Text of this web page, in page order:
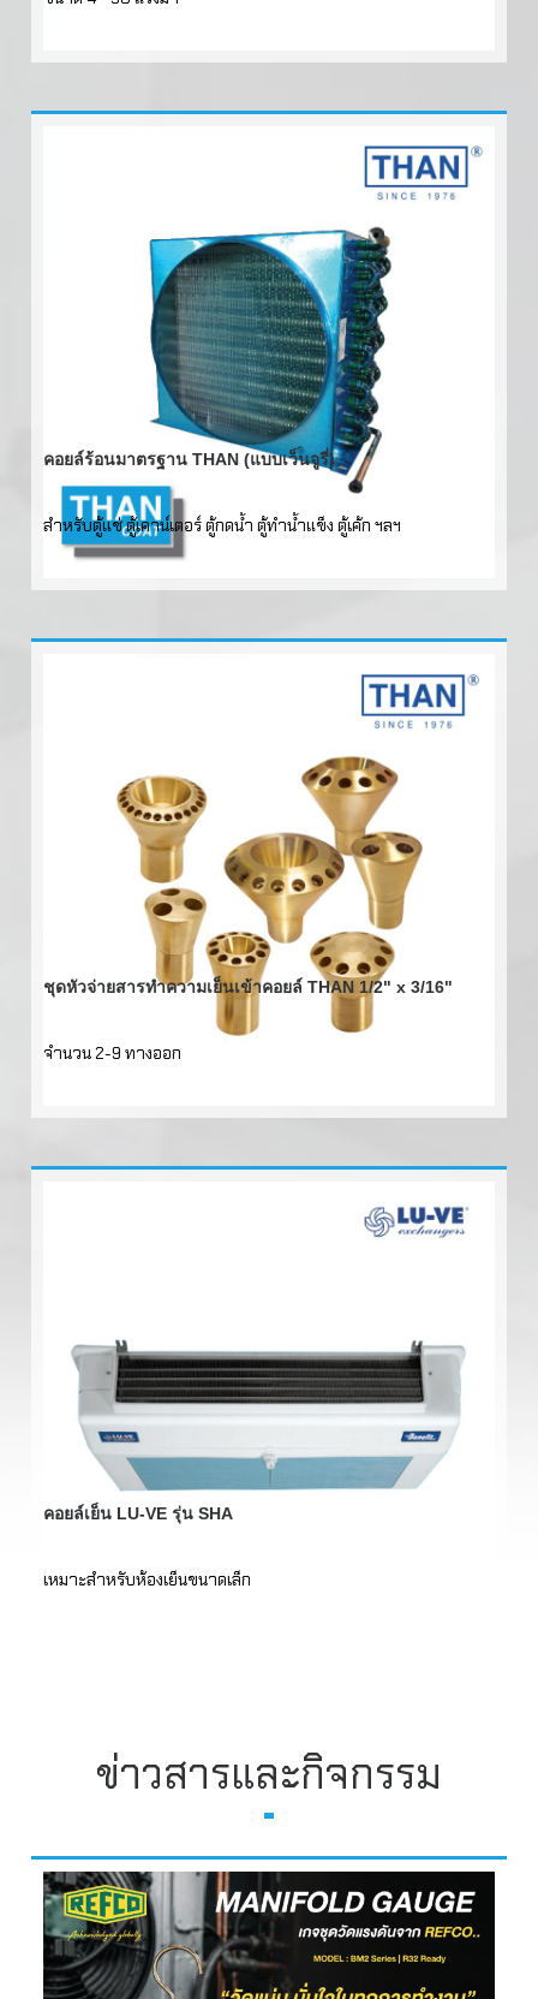
คอยล์ร้อนมาตรฐาน THAN (แบบเว็นจูรี่)
สำหรับตู้แช่ ตู้เคาน์เตอร์ ตู้กดน้ำ ตู้ทำน้ำแข็ง ตู้เค้ก ฯลฯ
ชุดหัวจ่ายสารทำความเย็นเข้าคอยล์ THAN 1/2" x 3/16"
จำนวน 2-9 ทางออก
คอยล์เย็น LU-VE รุ่น SHA
เหมาะสำหรับห้องเย็นขนาดเล็ก
ข่าวสารและกิจกรรม